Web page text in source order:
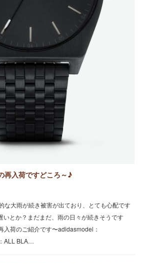
再入荷ですどころ～♪
な大雨が続き被害が出ており、とても心配です
いとか？まだまだ、雨の日々が続きそうです
荷のご紹介です〜adidasmodel：
ALL BLA…